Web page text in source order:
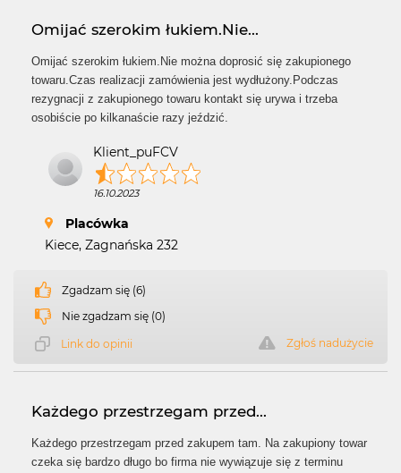
Omijać szerokim łukiem.Nie...
Omijać szerokim łukiem.Nie można doprosić się zakupionego
towaru.Czas realizacji zamówienia jest wydłużony.Podczas
rezygnacji z zakupionego towaru kontakt się urywa i trzeba
osobiście po kilkanaście razy jeździć.
Klient_puFCV
16.10.2023
Placówka
Kiece, Zagnańska 232
Zgadzam się (6)
Nie zgadzam się (0)
Link do opinii Zgłoś nadużycie
Każdego przestrzegam przed...
Każdego przestrzegam przed zakupem tam. Na zakupiony towar
czeka się bardzo długo bo firma nie wywiązuje się z terminu